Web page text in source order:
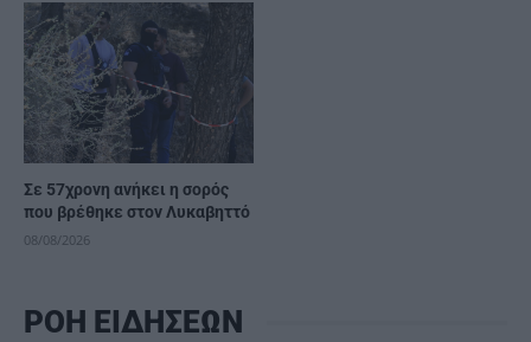
Σε 57χρονη ανήκει η σορός
που βρέθηκε στον Λυκαβηττό
08/08/2026
ΡΟΗ ΕΙΔΗΣΕΩΝ